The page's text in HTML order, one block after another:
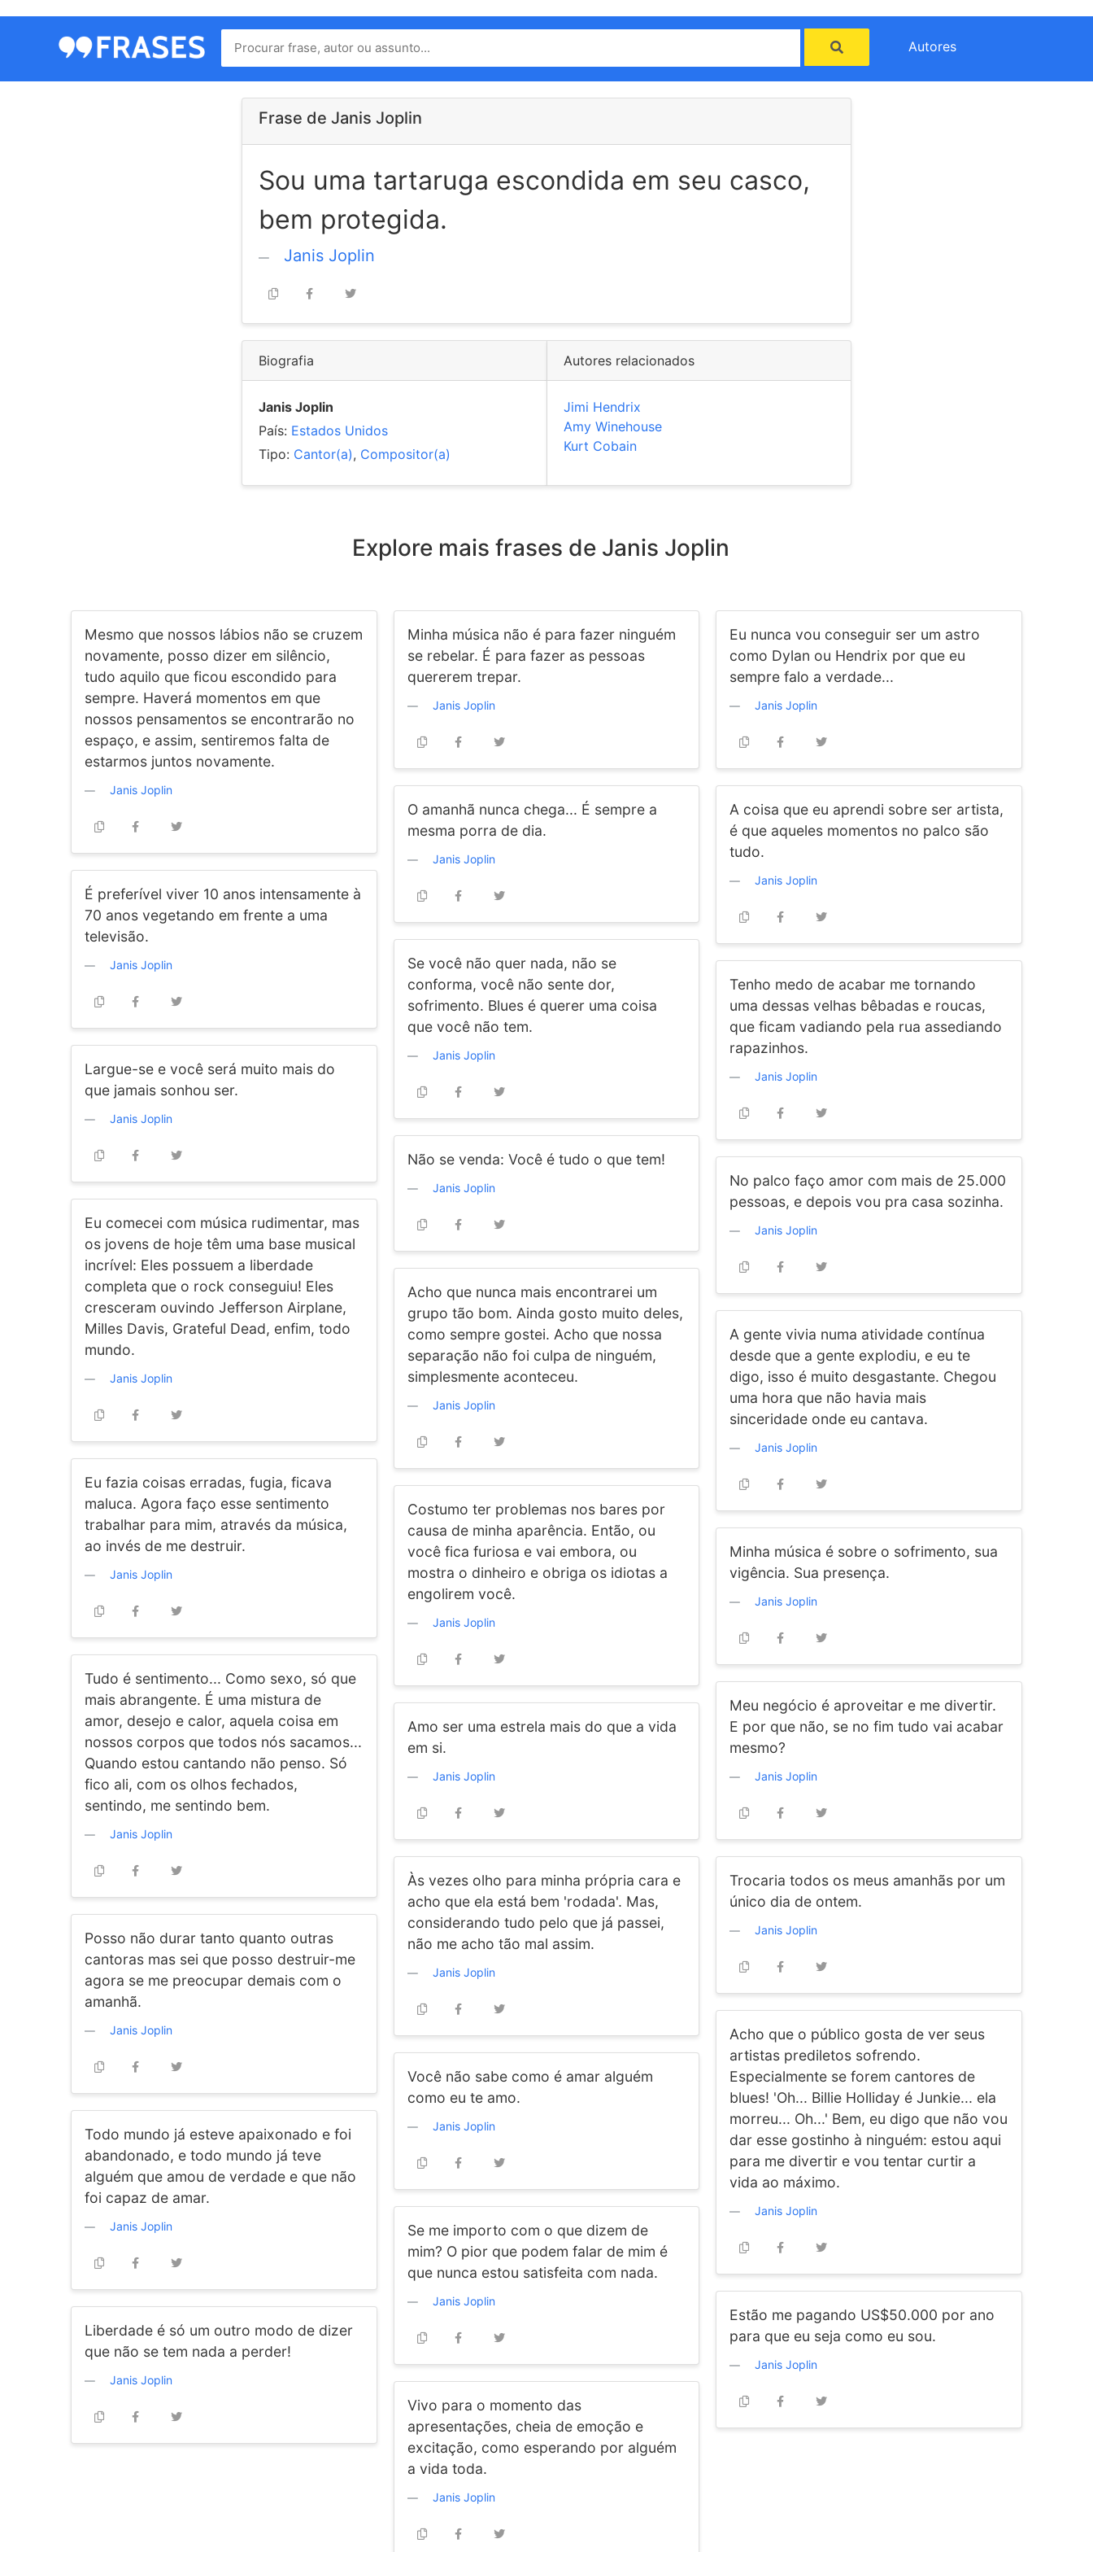
Autores
Menu
Frase de Janis Joplin
Sou uma tartaruga escondida em seu casco,
bem protegida.
Janis Joplin
Biografia
Janis Joplin
País: Estados Unidos
Tipo: Cantor(a), Compositor(a)
Autores relacionados
Jimi Hendrix
Amy Winehouse
Kurt Cobain
Explore mais frases de Janis Joplin
Mesmo que nossos lábios não se cruzem
novamente, posso dizer em silêncio,
tudo aquilo que ficou escondido para
sempre. Haverá momentos em que
nossos pensamentos se encontrarão no
espaço, e assim, sentiremos falta de
estarmos juntos novamente.
Janis Joplin
É preferível viver 10 anos intensamente à
70 anos vegetando em frente a uma
televisão.
Janis Joplin
Largue-se e você será muito mais do
que jamais sonhou ser.
Janis Joplin
Eu comecei com música rudimentar, mas
os jovens de hoje têm uma base musical
incrível: Eles possuem a liberdade
completa que o rock conseguiu! Eles
cresceram ouvindo Jefferson Airplane,
Milles Davis, Grateful Dead, enfim, todo
mundo.
Janis Joplin
Eu fazia coisas erradas, fugia, ficava
maluca. Agora faço esse sentimento
trabalhar para mim, através da música,
ao invés de me destruir.
Janis Joplin
Tudo é sentimento... Como sexo, só que
mais abrangente. É uma mistura de
amor, desejo e calor, aquela coisa em
nossos corpos que todos nós sacamos...
Quando estou cantando não penso. Só
fico ali, com os olhos fechados,
sentindo, me sentindo bem.
Janis Joplin
Posso não durar tanto quanto outras
cantoras mas sei que posso destruir-me
agora se me preocupar demais com o
amanhã.
Janis Joplin
Todo mundo já esteve apaixonado e foi
abandonado, e todo mundo já teve
alguém que amou de verdade e que não
foi capaz de amar.
Janis Joplin
Liberdade é só um outro modo de dizer
que não se tem nada a perder!
Janis Joplin
Minha música não é para fazer ninguém
se rebelar. É para fazer as pessoas
quererem trepar.
Janis Joplin
O amanhã nunca chega... É sempre a
mesma porra de dia.
Janis Joplin
Se você não quer nada, não se
conforma, você não sente dor,
sofrimento. Blues é querer uma coisa
que você não tem.
Janis Joplin
Não se venda: Você é tudo o que tem!
Janis Joplin
Acho que nunca mais encontrarei um
grupo tão bom. Ainda gosto muito deles,
como sempre gostei. Acho que nossa
separação não foi culpa de ninguém,
simplesmente aconteceu.
Janis Joplin
Costumo ter problemas nos bares por
causa de minha aparência. Então, ou
você fica furiosa e vai embora, ou
mostra o dinheiro e obriga os idiotas a
engolirem você.
Janis Joplin
Amo ser uma estrela mais do que a vida
em si.
Janis Joplin
Às vezes olho para minha própria cara e
acho que ela está bem 'rodada'. Mas,
considerando tudo pelo que já passei,
não me acho tão mal assim.
Janis Joplin
Você não sabe como é amar alguém
como eu te amo.
Janis Joplin
Se me importo com o que dizem de
mim? O pior que podem falar de mim é
que nunca estou satisfeita com nada.
Janis Joplin
Vivo para o momento das
apresentações, cheia de emoção e
excitação, como esperando por alguém
a vida toda.
Janis Joplin
Eu nunca vou conseguir ser um astro
como Dylan ou Hendrix por que eu
sempre falo a verdade...
Janis Joplin
A coisa que eu aprendi sobre ser artista,
é que aqueles momentos no palco são
tudo.
Janis Joplin
Tenho medo de acabar me tornando
uma dessas velhas bêbadas e roucas,
que ficam vadiando pela rua assediando
rapazinhos.
Janis Joplin
No palco faço amor com mais de 25.000
pessoas, e depois vou pra casa sozinha.
Janis Joplin
A gente vivia numa atividade contínua
desde que a gente explodiu, e eu te
digo, isso é muito desgastante. Chegou
uma hora que não havia mais
sinceridade onde eu cantava.
Janis Joplin
Minha música é sobre o sofrimento, sua
vigência. Sua presença.
Janis Joplin
Meu negócio é aproveitar e me divertir.
E por que não, se no fim tudo vai acabar
mesmo?
Janis Joplin
Trocaria todos os meus amanhãs por um
único dia de ontem.
Janis Joplin
Acho que o público gosta de ver seus
artistas prediletos sofrendo.
Especialmente se forem cantores de
blues! 'Oh... Billie Holliday é Junkie... ela
morreu... Oh...' Bem, eu digo que não vou
dar esse gostinho à ninguém: estou aqui
para me divertir e vou tentar curtir a
vida ao máximo.
Janis Joplin
Estão me pagando US$50.000 por ano
para que eu seja como eu sou.
Janis Joplin